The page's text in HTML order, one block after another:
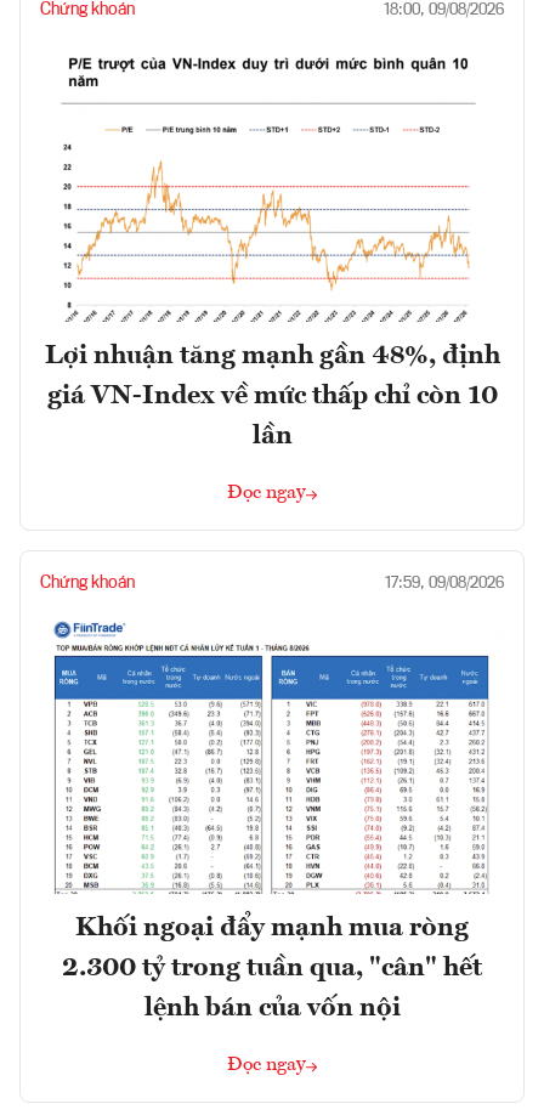
Chứng khoán 18:00, 09/08/2026
Lợi nhuận tăng mạnh gần 48%, định
giá VN-Index về mức thấp chỉ còn 10
lần
Đọc ngay
Chứng khoán 17:59, 09/08/2026
Khối ngoại đẩy mạnh mua ròng
2.300 tỷ trong tuần qua, "cân" hết
lệnh bán của vốn nội
Đọc ngay